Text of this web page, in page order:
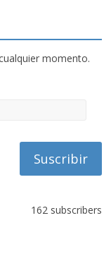
momento.
162 subscribers